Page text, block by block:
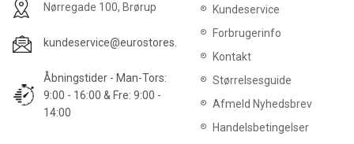
Nørregade 100, Brørup
kundeservice@eurostores.dk
Åbningstider - Man-Tors:
9:00 - 16:00 & Fre: 9:00 -
14:00
Kundeservice
Forbrugerinfo
Kontakt
Størrelsesguide
Afmeld Nyhedsbrev
Handelsbetingelser